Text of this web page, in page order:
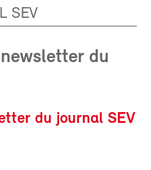
SEV
du
du journal SEV